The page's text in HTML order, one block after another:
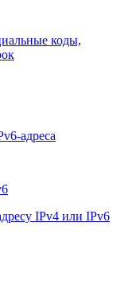
коды,
адреса
IPv4 или IPv6